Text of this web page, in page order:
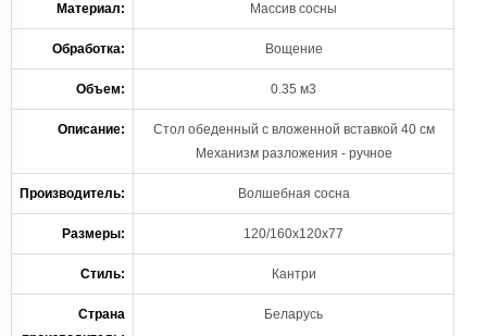
Материал: Массив сосны
Обработка: Вощение
Объем: 0.35 м3
Описание:
Стол обеденный с вложенной вставкой 40 см
Механизм разложения - ручное
Производитель: Волшебная сосна
Размеры: 120/160x120x77
Стиль: Кантри
Страна
Беларусь